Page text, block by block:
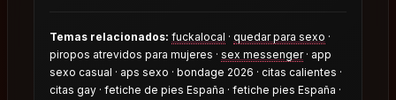
Temas relacionados: fuckalocal · quedar para sexo ·
piropos atrevidos para mujeres · sex messenger· app
sexo casual · aps sexo · bondage 2026 · citas calientes ·
citas gay · fetiche de pies España · fetiche pies España ·